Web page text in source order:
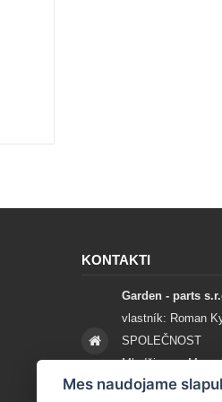
KONTAKTI
Garden - parts
vlastník: Roman
SPOLEČNOST
Mladějov na
56935 Mladějov na
Mes naudojame